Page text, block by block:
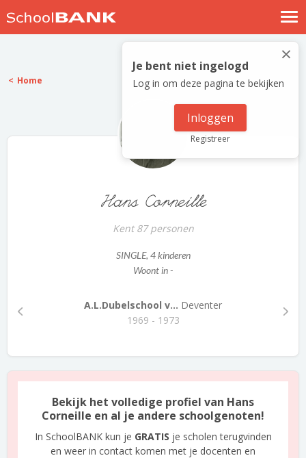
Nostalgische verhalen
Log in
Meld je gratis aan
×
Je bent niet ingelogd
Log in om deze pagina te bekijken
Inloggen
Registreer
Home
Hans Corneille
Kent 87 personen
SINGLE, 4 kinderen
Woont in -
A.L.Dubelschool v... Deventer
1969 - 1973
Bekijk het volledige profiel van Hans
Corneille en al je andere schoolgenoten!
In SchoolBANK kun je GRATIS je scholen terugvinden
en weer in contact komen met je docenten en